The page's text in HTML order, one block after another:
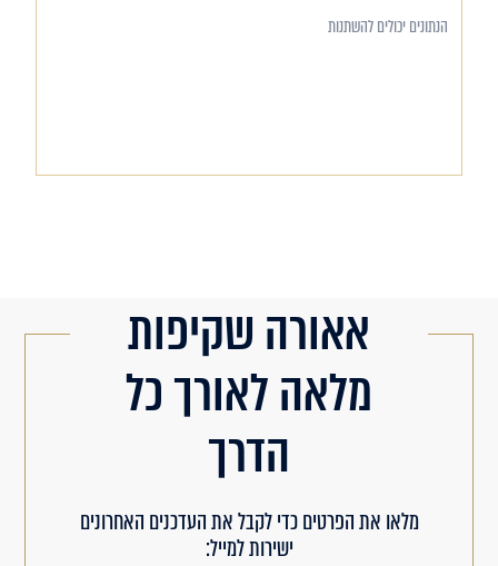
הנתונים יכולים להשתנות
אאורה שקיפות
מלאה לאורך כל
הדרך
מלאו את הפרטים כדי לקבל את העדכנים האחרונים
ישירות למייל: